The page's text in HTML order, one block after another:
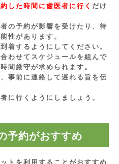
した時間に歯医者に行く だけ
の予約が影響を受けたり、待
性があります。
着するようにしてください。
わせてスケジュールを組んで
間厳守が求められます。
事前に連絡して遅れる旨を伝
に行くようにしましょう。
予約がおすすめ